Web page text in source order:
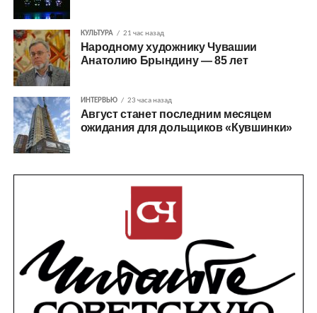
КУЛЬТУРА 21 час назад
Народному художнику Чувашии
Анатолию Брындину — 85 лет
ИНТЕРВЬЮ 23 часа назад
Август станет последним месяцем
ожидания для дольщиков «Кувшинки»